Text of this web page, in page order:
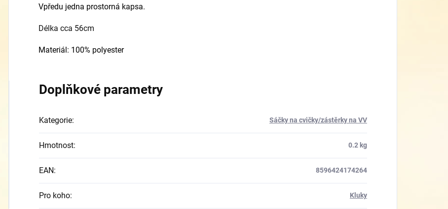
Vpředu jedna prostorná kapsa.
Délka cca 56cm
Materiál: 100% polyester
Doplňkové parametry
Kategorie: Sáčky na cvičky/zástěrky na VV
Hmotnost: 0.2 kg
EAN: 8596424174264
Pro koho: Kluky